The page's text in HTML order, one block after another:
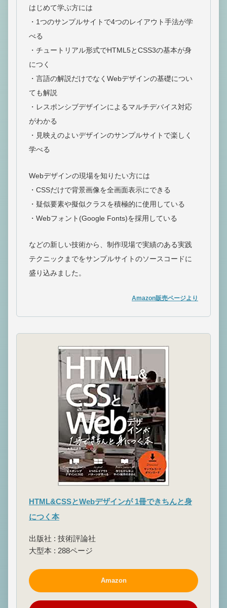
はじめて学ぶ方には
・1つのサンプルサイトで4つのレイアウト手法が学
べる
・チュートリアル形式でHTML5とCSS3の基本が身
につく
・言語の解説だけでなくWebデザインの基礎につい
ても解説
・レスポンシブデザインによるマルチデバイス対応
がわかる
・見映えのよいデザインのサンプルサイトで楽しく
学べる
Webデザインの現場を知りたい方には
・CSSだけで背景画像を全画面表示にできる
・疑似要素や擬似クラスを積極的に使用している
・Webフォント(Google Fonts)を採用している
などの新しい技術から、制作現場で実績のある実践
テクニックまでをサンプルサイトのソースコードに
盛り込みました。
Amazon販売ページより
HTML&CSSとWebデザインが 1冊できちんと身
につく本
出版社 : 技術評論社
大型本 : 288ページ
Amazon